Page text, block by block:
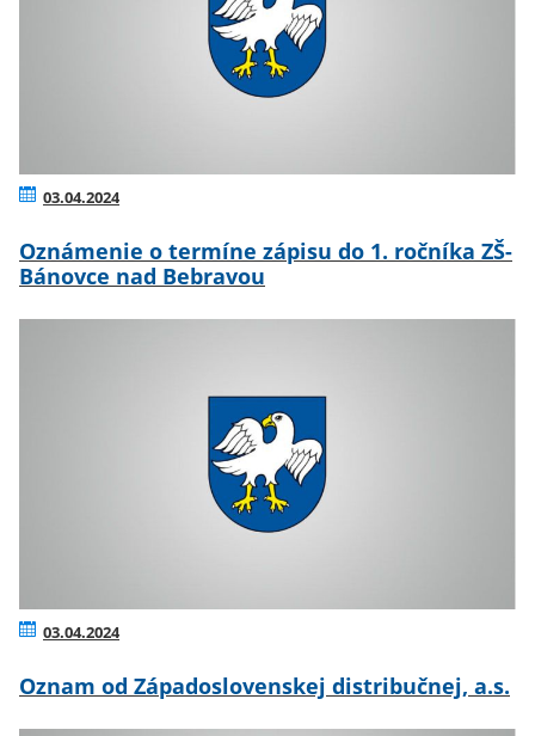
03.04.2024
Oznámenie o termíne zápisu do 1. ročníka ZŠ-
Bánovce nad Bebravou
03.04.2024
Oznam od Západoslovenskej distribučnej, a.s.